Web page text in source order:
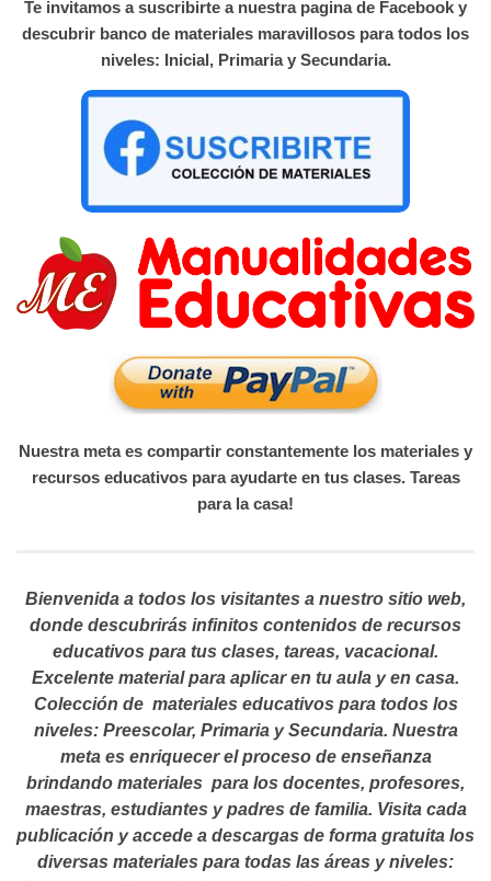
Te invitamos a suscribirte a nuestra pagina de Facebook y
descubrir banco de materiales maravillosos para todos los
niveles: Inicial, Primaria y Secundaria.
Nuestra meta es compartir constantemente los materiales y
recursos educativos para ayudarte en tus clases. Tareas
para la casa!
Bienvenida a todos los visitantes a nuestro sitio web,
donde descubrirás infinitos contenidos de recursos
educativos para tus clases, tareas, vacacional.
Excelente material para aplicar en tu aula y en casa.
Colección de materiales educativos para todos los
niveles: Preescolar, Primaria y Secundaria. Nuestra
meta es enriquecer el proceso de enseñanza
brindando materiales para los docentes, profesores,
maestras, estudiantes y padres de familia. Visita cada
publicación y accede a descargas de forma gratuita los
diversas materiales para todas las áreas y niveles: